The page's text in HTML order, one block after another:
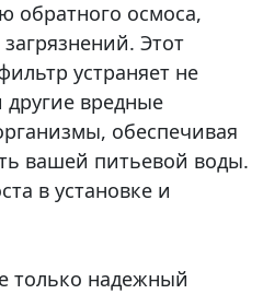
обратного осмоса,
Этот
устраняет не
другие вредные
обеспечивая
вашей питьевой воды.
в установке и
только надежный